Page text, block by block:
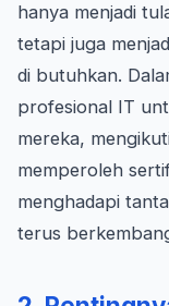
hanya menjadi
tetapi juga
di butuhkan.
profesional IT
mereka,
memperoleh
menghadapi
terus